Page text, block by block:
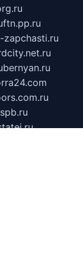
ftn.pp.ru
zapchasti.ru